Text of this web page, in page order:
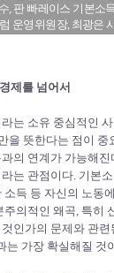
, 판 빠레이스 기본
운영위원장, 최광은
제를 넘어서
는 소유 중심적인
을 뜻한다는 점이
의 연계가 가능해
는 관점이다. 기본
득 등 자신의 노동
의적인 왜곡, 특히
인가의 문제와 관
는 가장 확실해질 것